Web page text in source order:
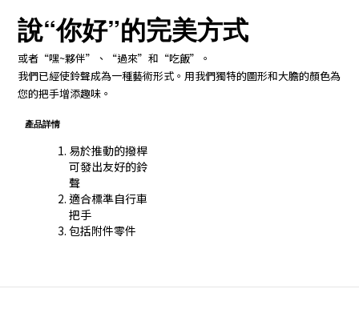
說“你好”的完美方式
或者“嘿~夥伴”、“過來”和“吃飯”。
我們已經使鈴聲成為一種藝術形式。用我們獨特的圖形和大膽的顏色為
您的把手增添趣味。
產品詳情
易於推動的撥桿
可發出友好的鈴
聲
適合標準自行車
把手
包括附件零件